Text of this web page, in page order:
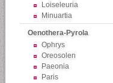
Loiseleuria
Minuartia
Oenothera-Pyrola
Ophrys
Oreosolen
Paeonia
Paris